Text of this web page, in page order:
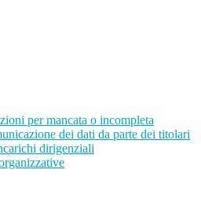
per mancata o incompleta
dei dati da parte dei titolari
dirigenziali